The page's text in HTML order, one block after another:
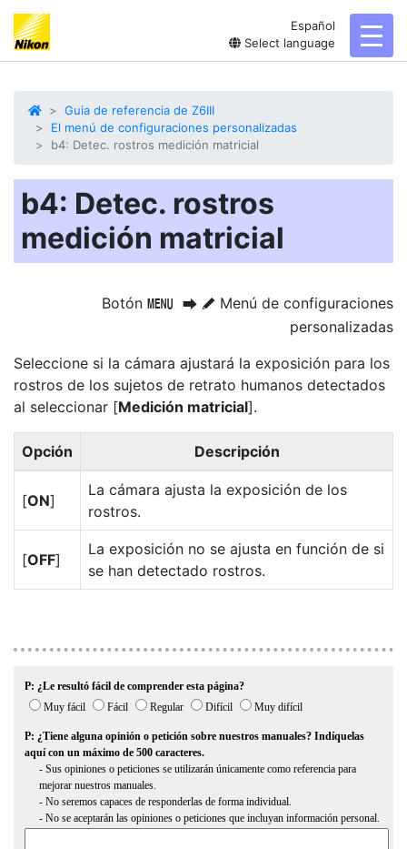
Español
Select language
Guia de referencia de Z6III
El menú de configuraciones personalizadas
b4: Detec. rostros medición matricial
b4: Detec. rostros
medición matricial
Botón G U A Menú de configuraciones
personalizadas
Seleccione si la cámara ajustará la exposición para los
rostros de los sujetos de retrato humanos detectados
al seleccionar [Medición matricial].
Opción Descripción
[ON]
La cámara ajusta la exposición de los
rostros.
[OFF]
La exposición no se ajusta en función de si
se han detectado rostros.